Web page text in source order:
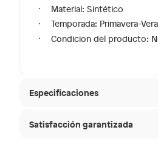
Material: Sintético
Temporada: Primavera-
Condicion del producto:
Especificaciones
Modelo
Satisfacción garantizada